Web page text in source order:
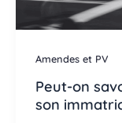
Amendes et PV
Peut-on
son